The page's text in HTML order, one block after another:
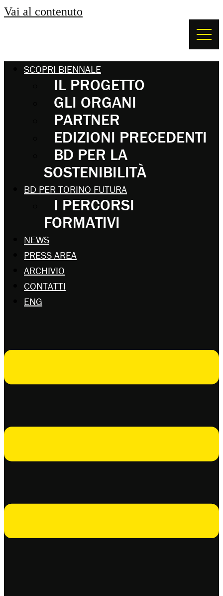
Vai al contenuto
SCOPRI BIENNALE
IL PROGETTO
GLI ORGANI
PARTNER
EDIZIONI PRECEDENTI
BD PER LA
SOSTENIBILITÀ
BD PER TORINO FUTURA
I PERCORSI
FORMATIVI
NEWS
PRESS AREA
ARCHIVIO
CONTATTI
ENG